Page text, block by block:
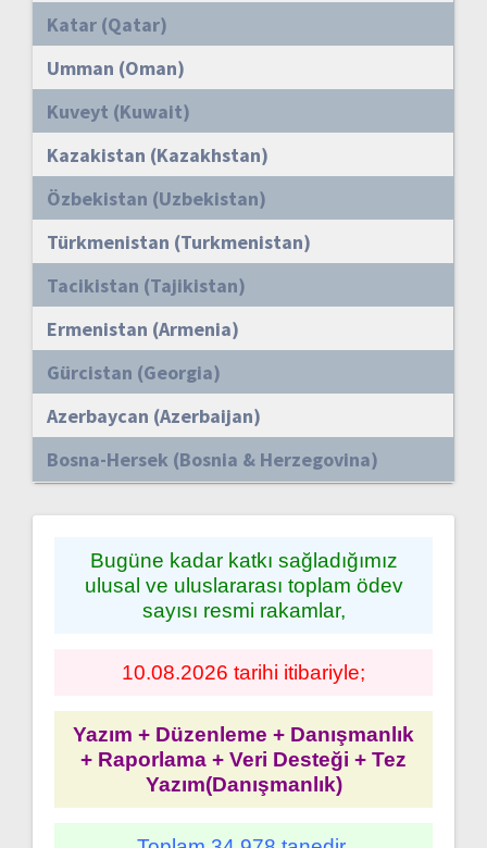
Katar (Qatar)
Umman (Oman)
Kuveyt (Kuwait)
Kazakistan (Kazakhstan)
Özbekistan (Uzbekistan)
Türkmenistan (Turkmenistan)
Tacikistan (Tajikistan)
Ermenistan (Armenia)
Gürcistan (Georgia)
Azerbaycan (Azerbaijan)
Bosna-Hersek (Bosnia & Herzegovina)
Bugüne kadar katkı sağladığımız
ulusal ve uluslararası toplam ödev
sayısı resmi rakamlar,
10.08.2026 tarihi itibariyle;
Yazım + Düzenleme + Danışmanlık
+ Raporlama + Veri Desteği + Tez
Yazım(Danışmanlık)